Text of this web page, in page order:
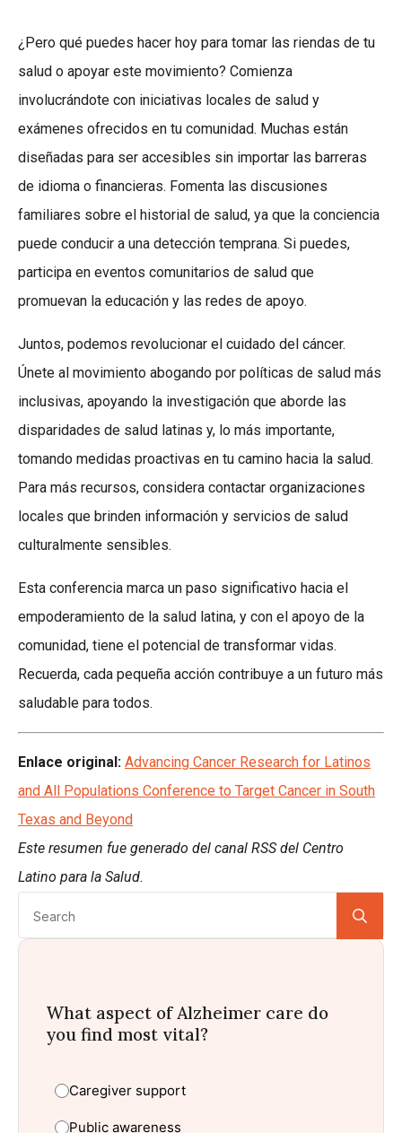
¿Pero qué puedes hacer hoy para tomar las riendas de tu
salud o apoyar este movimiento? Comienza
involucrándote con iniciativas locales de salud y
exámenes ofrecidos en tu comunidad. Muchas están
diseñadas para ser accesibles sin importar las barreras
de idioma o financieras. Fomenta las discusiones
familiares sobre el historial de salud, ya que la conciencia
puede conducir a una detección temprana. Si puedes,
participa en eventos comunitarios de salud que
promuevan la educación y las redes de apoyo.
Juntos, podemos revolucionar el cuidado del cáncer.
Únete al movimiento abogando por políticas de salud más
inclusivas, apoyando la investigación que aborde las
disparidades de salud latinas y, lo más importante,
tomando medidas proactivas en tu camino hacia la salud.
Para más recursos, considera contactar organizaciones
locales que brinden información y servicios de salud
culturalmente sensibles.
Esta conferencia marca un paso significativo hacia el
empoderamiento de la salud latina, y con el apoyo de la
comunidad, tiene el potencial de transformar vidas.
Recuerda, cada pequeña acción contribuye a un futuro más
saludable para todos.
Enlace original: Advancing Cancer Research for Latinos
and All Populations Conference to Target Cancer in South
Texas and Beyond
Este resumen fue generado del canal RSS del Centro
Latino para la Salud.
What aspect of Alzheimer care do
you find most vital?
Caregiver support
Public awareness